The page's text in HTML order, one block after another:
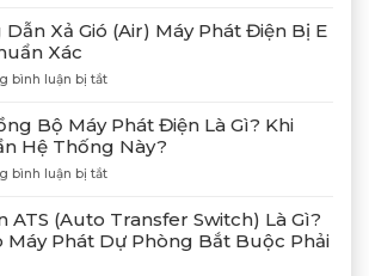
MGS2300R
Cảng
Gỡ
Và
Nối
Tác
Cùng
Tân
Giám
Mitsubishi
Heavy
Industries
Xả Gió (Air) Máy Phát Điện Bị E
Xác
bình luận bị tắtở
Dẫn
Xả
Gió
(Air)
Phát
Bị
Bộ Máy Phát Điện Là Gì? Khi
Hệ Thống Này?
bình luận bị tắtở
Đồng
Bộ
Máy
ATS (Auto Transfer Switch) Là Gì?
Máy Phát Dự Phòng Bắt Buộc Phải